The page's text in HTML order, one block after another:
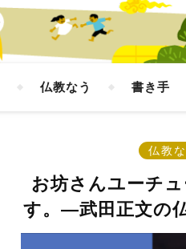
仏教なう 書き手
仏教
お坊さんユーチ
す。―武田正文の